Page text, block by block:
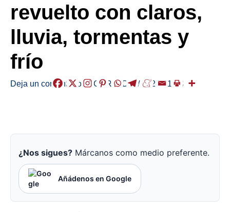
revuelto con claros,
lluvia, tormentas y
frío
Deja un comentario /EGURALDIA/ 2026-01-23
¿Nos sigues? Márcanos como medio preferente.
Añádenos en Google